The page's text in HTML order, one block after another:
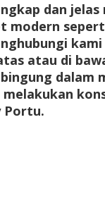
dan jelas
modern
atau di
dalam
Portu.